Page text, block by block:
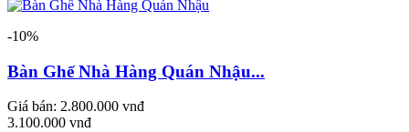
-10%
Bàn Ghế Nhà Hàng Quán Nhậu...
Giá bán: 2.800.000 vnđ
3.100.000 vnđ